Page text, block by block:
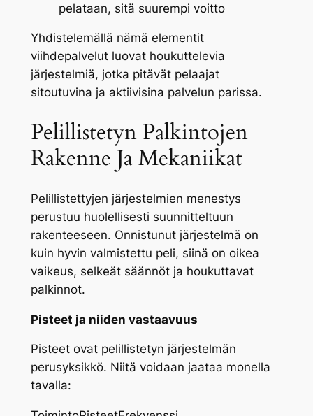
pelataan, sitä suurempi voitto
Yhdistelemällä nämä elementit
viihdepalvelut luovat houkuttelevia
järjestelmiä, jotka pitävät pelaajat
sitoutuvina ja aktiivisina palvelun parissa.
Pelillistetyn Palkintojen
Rakenne Ja Mekaniikat
Pelillistettyjen järjestelmien menestys
perustuu huolellisesti suunnitteltuun
rakenteeseen. Onnistunut järjestelmä on
kuin hyvin valmistettu peli, siinä on oikea
vaikeus, selkeät säännöt ja houkuttavat
palkinnot.
Pisteet ja niiden vastaavuus
Pisteet ovat pelillistetyn järjestelmän
perusyksikkö. Niitä voidaan jaataa monella
tavalla: